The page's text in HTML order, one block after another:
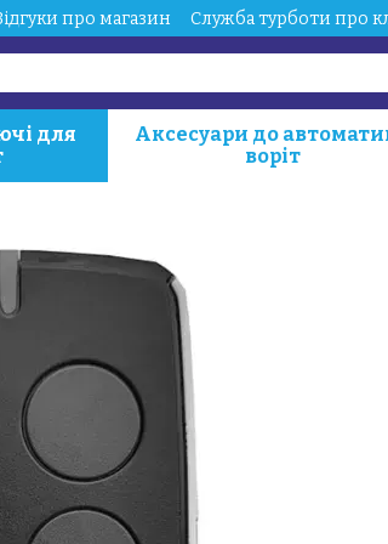
про магазин Служба турботи про
для
Аксесуари до
воріт